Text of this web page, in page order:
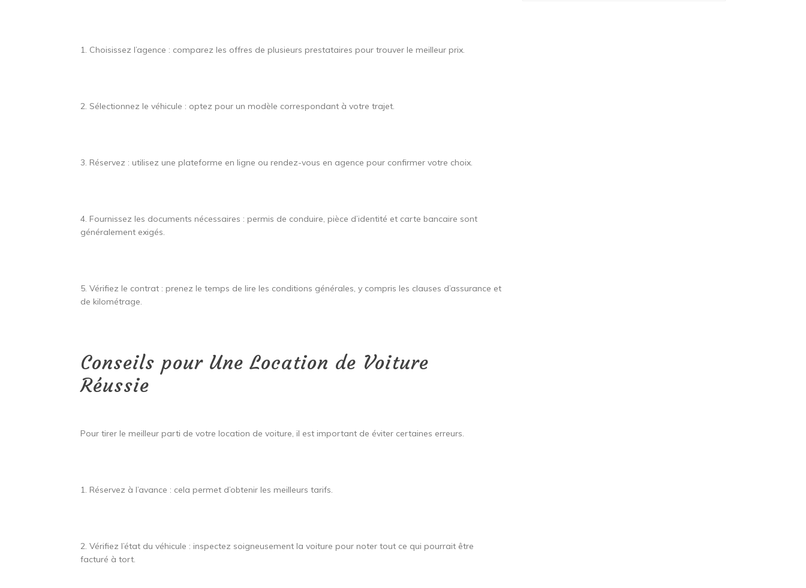
1. Choisissez l’agence : comparez les offres de plusieurs prestataires pour trouver le meilleur prix.
2. Sélectionnez le véhicule : optez pour un modèle correspondant à votre trajet.
3. Réservez : utilisez une plateforme en ligne ou rendez-vous en agence pour confirmer votre choix.
4. Fournissez les documents nécessaires : permis de conduire, pièce d’identité et carte bancaire sont
généralement exigés.
5. Vérifiez le contrat : prenez le temps de lire les conditions générales, y compris les clauses d’assurance et
de kilométrage.
Conseils pour Une Location de Voiture
Réussie
Pour tirer le meilleur parti de votre location de voiture, il est important de éviter certaines erreurs.
1. Réservez à l’avance : cela permet d’obtenir les meilleurs tarifs.
2. Vérifiez l’état du véhicule : inspectez soigneusement la voiture pour noter tout ce qui pourrait être
facturé à tort.